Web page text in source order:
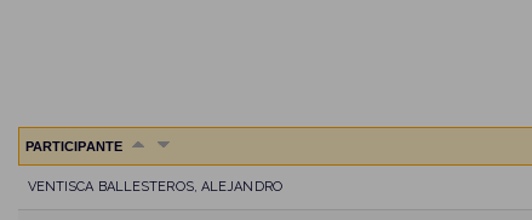
PARTICIPANTE
VENTISCA BALLESTEROS, ALEJANDRO